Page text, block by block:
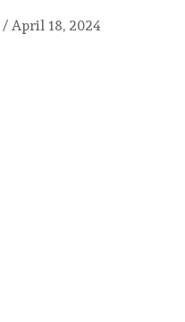
/ April 18, 2024